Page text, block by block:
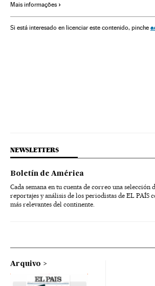
Ditadura Militar Brasil
Ditadura militar Ditadura Governo Brasil
Mais informações
Si está interesado en licenciar este contenido, pinche
NEWSLETTERS
Boletín de América
Cada semana en tu cuenta de correo una selección
reportajes y análisis de los periodistas de EL PAÍS
más relevantes del continente.
Arquivo